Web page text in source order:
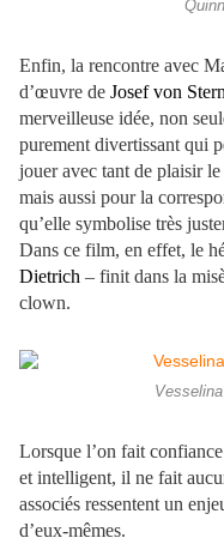
Enfin, la rencontre avec
d’œuvre de Josef von
merveilleuse idée, non
purement divertissant qui
jouer avec tant de plaisir
mais aussi pour la
qu’elle symbolise très
Dans ce film, en effet, le
Dietrich – finit dans la
clown.
Lorsque l’on fait
et intelligent, il ne fait
associés ressentent un
d’eux-mêmes.